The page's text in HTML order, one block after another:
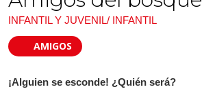
INFANTIL Y JUVENIL/ INFANTIL
AMIGOS
¡Alguien se esconde! ¿Quién será?